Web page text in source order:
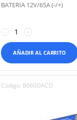
BATERIA 12V/65A (-/+)
+
−
AÑADIR AL CARRITO
Código: B060DACD